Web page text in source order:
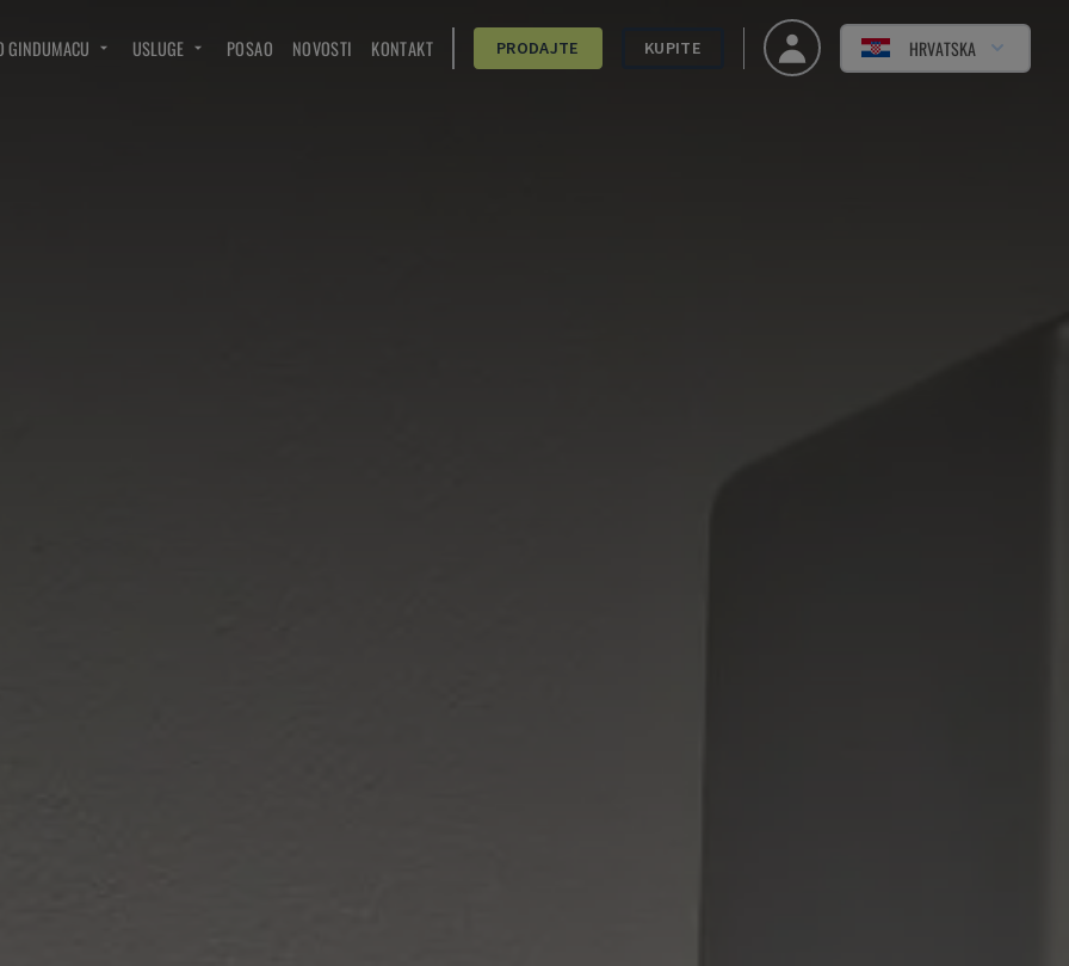
GINDUMACU USLUGE POSAO NOVOSTI KONTAKT PRODAJTE KUPITE HRVATSKA